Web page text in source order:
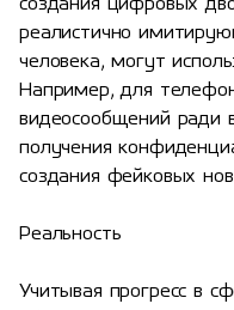
создания цифровых
реалистично
человека, могут
Например, для
видеосообщений ради
получения
создания фейковых
Реальность
Учитывая прогресс в